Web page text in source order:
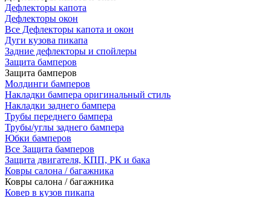
Дефлекторы капота
Дефлекторы окон
Все Дефлекторы капота и окон
Дуги кузова пикапа
Задние дефлекторы и спойлеры
Защита бамперов
Защита бамперов
Молдинги бамперов
Накладки бампера оригинальный стиль
Накладки заднего бампера
Трубы переднего бампера
Трубы/углы заднего бампера
Юбки бамперов
Все Защита бамперов
Защита двигателя, КПП, РК и бака
Ковры салона / багажника
Ковры салона / багажника
Ковер в кузов пикапа